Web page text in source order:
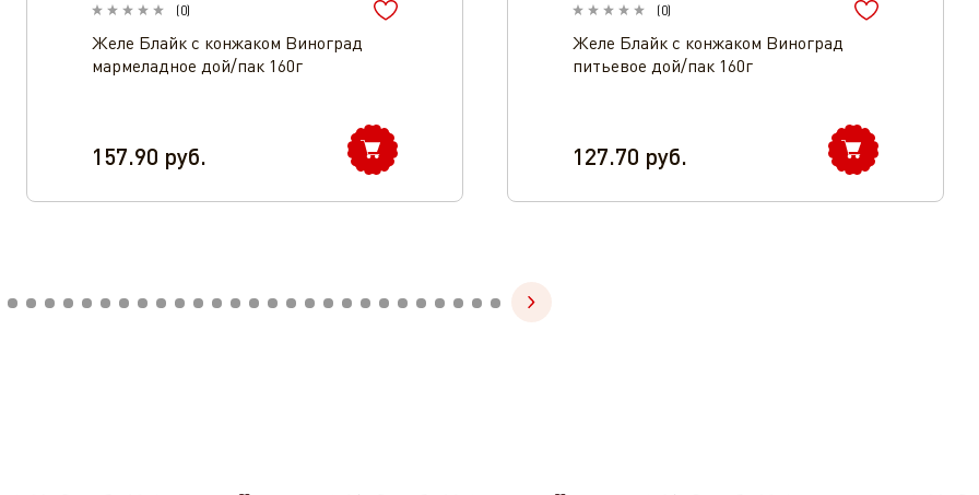
(0)
Желе Блайк с конжаком Виноград
мармеладное дой/пак 160г
157.90 руб.
(0)
Желе Блайк с конжаком Виноград
питьевое дой/пак 160г
127.70 руб.